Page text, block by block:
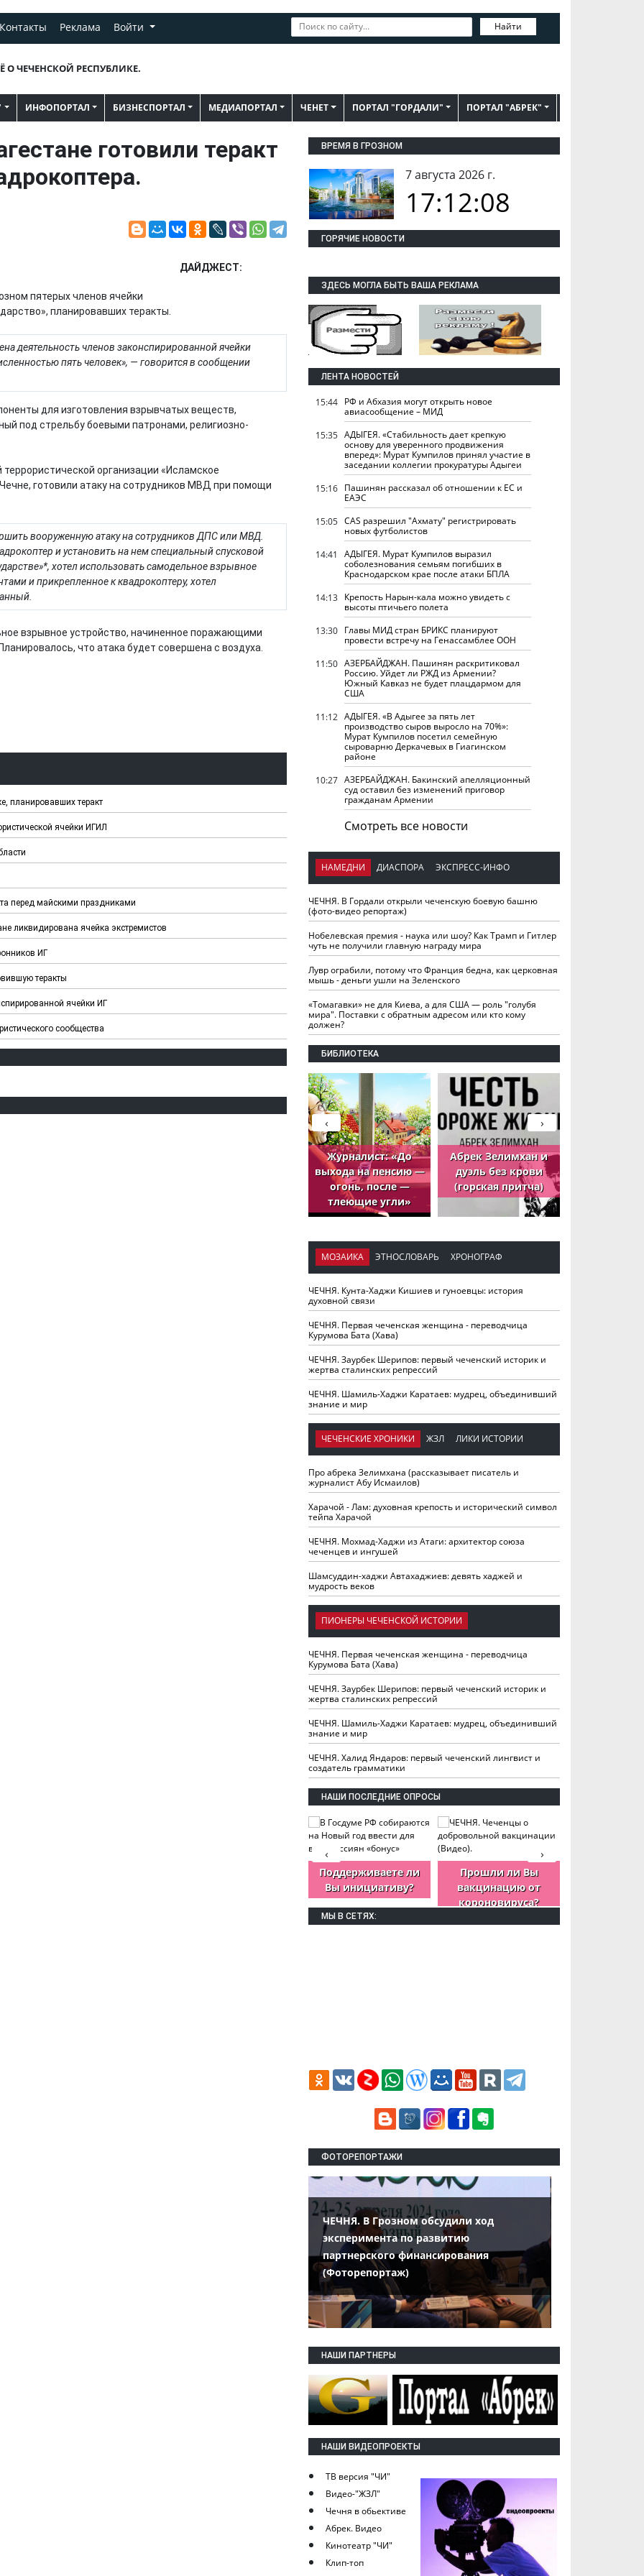
Контакты Реклама Войти Найти
О ЧЕЧЕНСКОЙ РЕСПУБЛИКЕ.
ИНФОПОРТАЛ БИЗНЕСПОРТАЛ МЕДИАПОРТАЛ ЧЕНЕТ ПОРТАЛ "ГОРДАЛИ" ПОРТАЛ "АБРЕК"
готовили теракт
ДАЙДЖЕСТ:
пятерых членов ячейки
планировавших теракты.
деятельность членов законспирированной ячейки
пять человек», — говорится в сообщении
для изготовления взрывчатых веществ,
под стрельбу боевыми патронами, религиозно-
организации «Исламское
готовили атаку на сотрудников МВД при помощи
вооруженную атаку на сотрудников ДПС или МВД.
и установить на нем специальный спусковой
хотел использовать самодельное взрывное
и прикрепленное к квадрокоптеру, хотел
взрывное устройство, начиненное поражающими
что атака будет совершена с воздуха.
планировавших теракт
ячейки ИГИЛ
перед майскими праздниками
ликвидирована ячейка экстремистов
ИГ
теракты
ячейки ИГ
сообщества
ВРЕМЯ В ГРОЗНОМ
7 августа 2026 г.
17:12:08
ГОРЯЧИЕ НОВОСТИ
ЗДЕСЬ МОГЛА БЫТЬ ВАША РЕКЛАМА
ЛЕНТА НОВОСТЕЙ
15:44 РФ и Абхазия могут открыть новое
авиасообщение – МИД
15:35 АДЫГЕЯ. «Стабильность дает крепкую
основу для уверенного продвижения
вперед»: Мурат Кумпилов принял участие в
заседании коллегии прокуратуры Адыгеи
15:16 Пашинян рассказал об отношении к ЕС и
ЕАЭС
15:05 CAS разрешил "Ахмату" регистрировать
новых футболистов
14:41
АДЫГЕЯ. Мурат Кумпилов выразил
соболезнования семьям погибших в
Краснодарском крае после атаки БПЛА
14:13 Крепость Нарын-кала можно увидеть с
высоты птичьего полета
13:30 Главы МИД стран БРИКС планируют
провести встречу на Генассамблее ООН
11:50 АЗЕРБАЙДЖАН. Пашинян раскритиковал
Россию. Уйдет ли РЖД из Армении?
Южный Кавказ не будет плацдармом для
США
11:12 АДЫГЕЯ. «В Адыгее за пять лет
производство сыров выросло на 70%»:
Мурат Кумпилов посетил семейную
сыроварню Деркачевых в Гиагинском
районе
10:27 АЗЕРБАЙДЖАН. Бакинский апелляционный
суд оставил без изменений приговор
гражданам Армении
Смотреть все новости
НАМЕДНИ ДИАСПОРА ЭКСПРЕСС-ИНФО
ЧЕЧНЯ. В Гордали открыли чеченскую боевую башню
(фото-видео репортаж)
Нобелевская премия - наука или шоу? Как Трамп и Гитлер
чуть не получили главную награду мира
Лувр ограбили, потому что Франция бедна, как церковная
мышь - деньги ушли на Зеленского
«Томагавки» не для Киева, а для США — роль "голубя
мира". Поставки с обратным адресом или кто кому
должен?
БИБЛИОТЕКА
Журналист: «До
выхода на пенсию —
огонь, после —
тлеющие угли»
Абрек Зелимхан и
дуэль без крови
(горская притча)
›
‹
МОЗАИКА ЭТНОСЛОВАРЬ ХРОНОГРАФ
ЧЕЧНЯ. Кунта-Хаджи Кишиев и гуноевцы: история
духовной связи
ЧЕЧНЯ. Первая чеченская женщина - переводчица
Курумова Бата (Хава)
ЧЕЧНЯ. Заурбек Шерипов: первый чеченский историк и
жертва сталинских репрессий
ЧЕЧНЯ. Шамиль-Хаджи Каратаев: мудрец, объединивший
знание и мир
ЧЕЧЕНСКИЕ ХРОНИКИ ЖЗЛ ЛИКИ ИСТОРИИ
Про абрека Зелимхана (рассказывает писатель и
журналист Абу Исмаилов)
Харачой - Лам: духовная крепость и исторический символ
тейпа Харачой
ЧЕЧНЯ. Мохмад-Хаджи из Атаги: архитектор союза
чеченцев и ингушей
Шамсуддин-хаджи Автахаджиев: девять хаджей и
мудрость веков
ПИОНЕРЫ ЧЕЧЕНСКОЙ ИСТОРИИ
ЧЕЧНЯ. Первая чеченская женщина - переводчица
Курумова Бата (Хава)
ЧЕЧНЯ. Заурбек Шерипов: первый чеченский историк и
жертва сталинских репрессий
ЧЕЧНЯ. Шамиль-Хаджи Каратаев: мудрец, объединивший
знание и мир
ЧЕЧНЯ. Халид Яндаров: первый чеченский лингвист и
создатель грамматики
НАШИ ПОСЛЕДНИЕ ОПРОСЫ
Поддерживаете ли
Вы инициативу?
Прошли ли Вы
вакцинацию от
короновируса?
›
‹
МЫ В СЕТЯХ:
ФОТОРЕПОРТАЖИ
ЧЕЧНЯ. В Грозном обсудили ход
эксперимента по развитию
партнерского финансирования
(Фоторепортаж)
НАШИ ПАРТНЕРЫ
НАШИ ВИДЕОПРОЕКТЫ
ТВ версия "ЧИ"
Видео-"ЖЗЛ"
Чечня в обьективе
Абрек. Видео
Кинотеатр "ЧИ"
Клип-топ